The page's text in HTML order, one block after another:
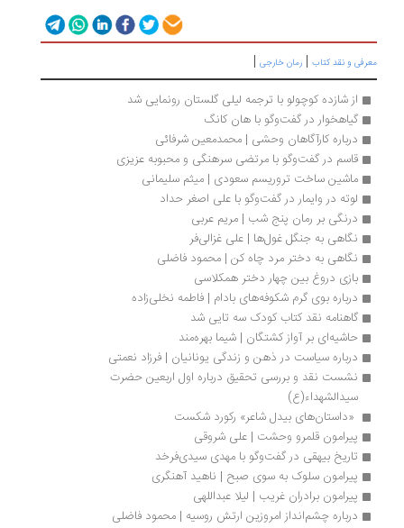
و نقد کتاب|رمان خارجی|
از شازده کوچولو با ترجمه لیلی گلستان رونمایی شد
گیاهخوار در گفت‌وگو با هان کانگ
درباره کارآگاهان وحشی | محمدمعین شرفائی
قاسم در گفت‌وگو با مرتضی سرهنگی و محبوبه عزیزی
ماشین ساخت تروریسم سعودی | میثم سلیمانی
لوته در وایمار در گفت‌وگو با علی اصغر حداد
درنگی بر رمان پنج شب | مریم عربی
نگاهی به جنگل غول‌ها | علی غزالی‌فر
نگاهی به دختر مرد چاه کن | محمود فاضلی
بازی دروغ بین چهار دختر همکلاسی
درباره بوی گرم شکوفه‌های بادام | فاطمه نخلی‌زاده
گاهنامه نقد کتاب کودک سه تایی شد
حاشیه‌ای بر آواز کشتگان | شیما بهره‌مند
درباره سیاست در ذهن و زندگی یونانیان | فرزاد نعمتی
نشست نقد و بررسی تحقیق درباره اول اربعین حضرت
سیدالشهداء(ع)
«داستان‌های بیدل ‌شاعر» رکورد شکست
پیرامون قلمرو وحشت | علی شروقی
تاریخ بیهقی در گفت‌وگو با مهدی سیدی‌فرخد
پیرامون سلوک به سوی صبح | ناهید آهنگری
پیرامون برادران غریب | لیلا عبداللهی
درباره چشم‌انداز امروزین ارتش روسیه | محمود فاضلی